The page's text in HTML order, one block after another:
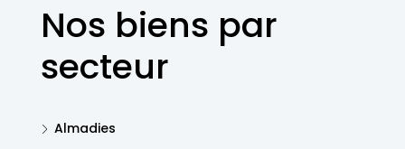
Nos biens par
secteur
Almadies